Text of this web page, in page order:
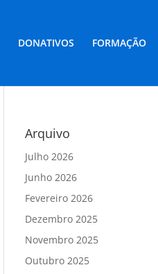
DONATIVOS FORMAÇÃO
Arquivo
Julho 2026
Junho 2026
Fevereiro 2026
Dezembro 2025
Novembro 2025
Outubro 2025